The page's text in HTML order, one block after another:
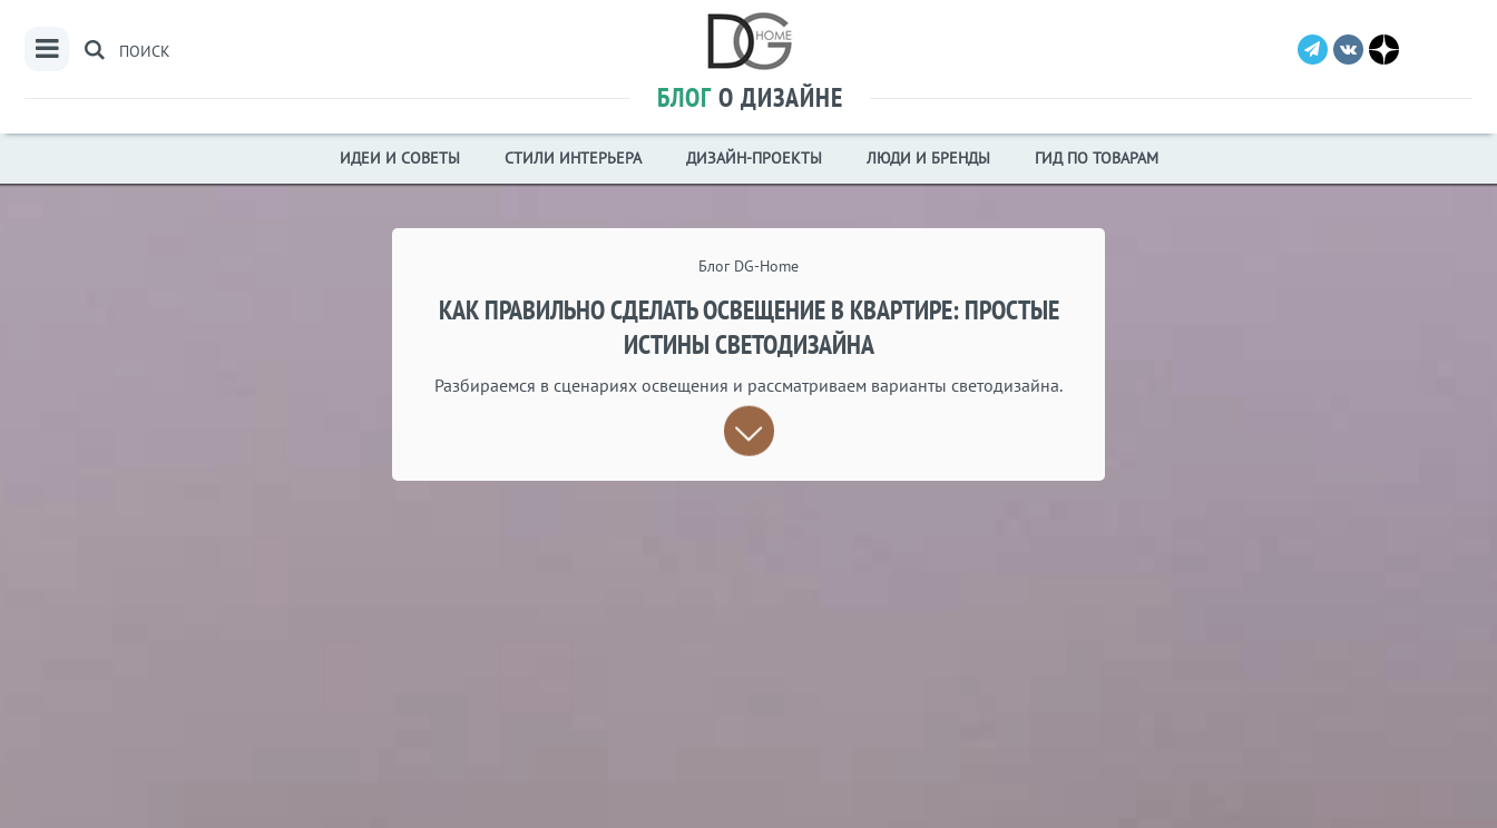
ПОИСК
БЛОГО ДИЗАЙНЕ
ИДЕИ И СОВЕТЫ СТИЛИ ИНТЕРЬЕРА ДИЗАЙН-ПРОЕКТЫ ЛЮДИ И БРЕНДЫ ГИД ПО ТОВАРАМ
Блог DG-Home
КАК ПРАВИЛЬНО СДЕЛАТЬ ОСВЕЩЕНИЕ В КВАРТИРЕ: ПРОСТЫЕ
ИСТИНЫ СВЕТОДИЗАЙНА
Разбираемся в сценариях освещения и рассматриваем варианты светодизайна.